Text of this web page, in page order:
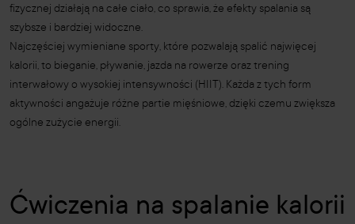
fizycznej działają na całe ciało, co sprawia, że efekty spalania są
szybsze i bardziej widoczne.
Najczęściej wymieniane sporty, które pozwalają spalić najwięcej
kalorii, to bieganie, pływanie, jazda na rowerze oraz trening
interwałowy o wysokiej intensywności (HIIT). Każda z tych form
aktywności angażuje różne partie mięśniowe, dzięki czemu zwiększa
ogólne zużycie energii.
Ćwiczenia na spalanie kalorii